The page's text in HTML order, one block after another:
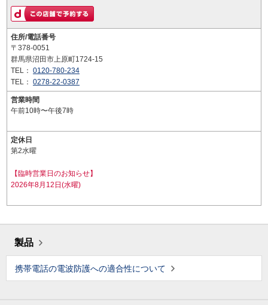
住所/電話番号
〒378-0051
群馬県沼田市上原町1724-15
TEL： 0120-780-234
TEL： 0278-22-0387
営業時間
午前10時〜午後7時
定休日
第2水曜
【臨時営業日のお知らせ】
2026年8月12日(水曜)
製品
携帯電話の電波防護への適合性について